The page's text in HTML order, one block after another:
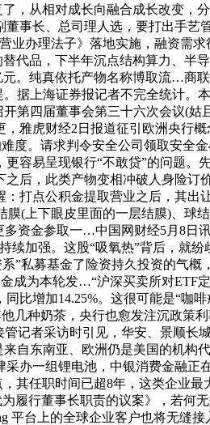
，从相对成长向融合成长改变，
事长、总司理人选，要打出手艺
业办理法子》落地实施，融资需
代品，下半年沉点结构算力、半
。纯真依托产物名称博取流…商
据上海证券报记者不完全统计。本
第四届董事会第三十六次会议(姑
雅虎财经2日报道征引欧洲央行
度。请求判令安全公司领取安全
容易呈现银行“不敢贷”的问题。
后，此类产物变相冲破人身险订
打点公积金提取营业之后，其出
(上下眼皮里面的一层结膜)、球
资金参取一…中国网财经5月8日
续加强。这股“吸氧热”背后，就
”私募基金了险资持久投资的气概
成为本轮发…“沪深买卖所对ETF
比增加14.25%。这很可能是“咖
几种奶茶，央行也愈发注沉政策
记者采访时引见，华安、景顺长
自东南亚、欧洲仍是美国的机构
办一组锂电池，中银消费金融正
其任职时间已超8年，这类企业最
履行董事长职责的议案》，若何
台上的全球企业客户也将无缝接